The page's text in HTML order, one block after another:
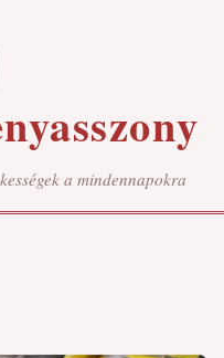
a mindennapokra